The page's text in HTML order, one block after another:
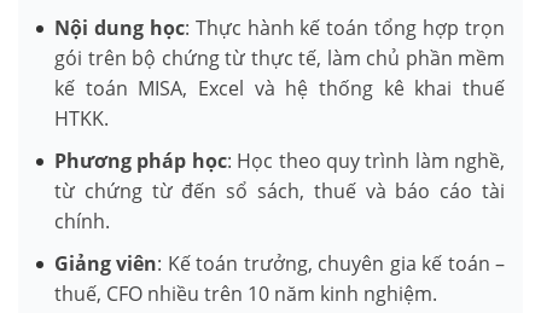
Nội dung học: Thực hành kế toán tổng hợp trọn
gói trên bộ chứng từ thực tế, làm chủ phần mềm
kế toán MISA, Excel và hệ thống kê khai thuế
HTKK.
Phương pháp học: Học theo quy trình làm nghề,
từ chứng từ đến sổ sách, thuế và báo cáo tài
chính.
Giảng viên: Kế toán trưởng, chuyên gia kế toán –
thuế, CFO nhiều trên 10 năm kinh nghiệm.